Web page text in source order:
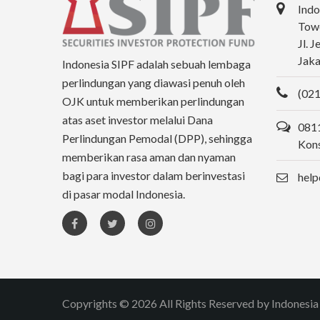
Indonesia SIPF adalah sebuah lembaga
perlindungan yang diawasi penuh oleh
OJK untuk memberikan perlindungan
atas aset investor melalui Dana
Perlindungan Pemodal (DPP), sehingga
memberikan rasa aman dan nyaman
bagi para investor dalam berinvestasi
di pasar modal Indonesia.
Jl.
Copyrights © 2026 All Rights Reserved by Indonesia